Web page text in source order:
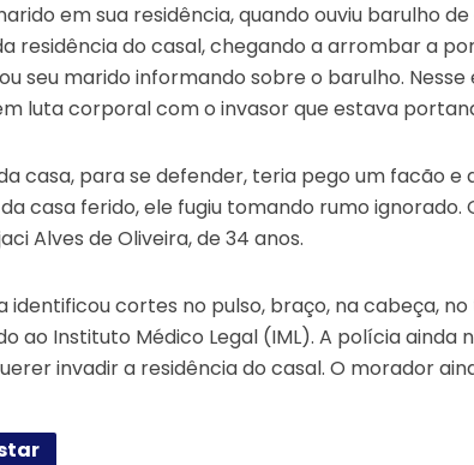
em sua residência, quando ouviu barulho
residência do casal, chegando a arrombar a
seu marido informando sobre o barulho.
luta corporal com o invasor que estava
casa, para se defender, teria pego um facão e
casa ferido, ele fugiu tomando rumo ignorado.
Alves de Oliveira, de 34 anos.
identificou cortes no pulso, braço, na cabeça,
ao Instituto Médico Legal (IML). A polícia ainda
invadir a residência do casal. O morador